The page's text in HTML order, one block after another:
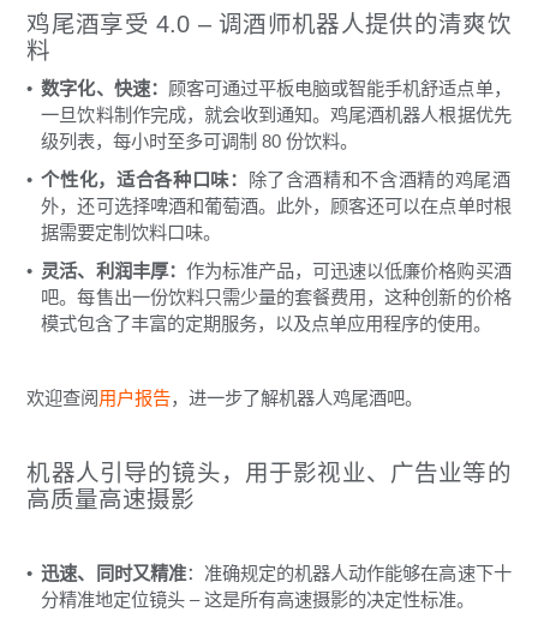
鸡尾酒享受 4.0 – 调酒师机器人提供的清爽饮
料
数字化、快速： 顾客可通过平板电脑或智能手机舒适点单，
一旦饮料制作完成，就会收到通知。鸡尾酒机器人根据优先
级列表，每小时至多可调制 80 份饮料。
个性化，适合各种口味：
除了含酒精和不含酒精的鸡尾酒
外，还可选择啤酒和葡萄酒。此外，顾客还可以在点单时根
据需要定制饮料口味。
灵活、利润丰厚： 作为标准产品，可迅速以低廉价格购买酒
吧。每售出一份饮料只需少量的套餐费用，这种创新的价格
模式包含了丰富的定期服务，以及点单应用程序的使用。
欢迎查阅用户报告，进一步了解机器人鸡尾酒吧。
机器人引导的镜头，用于影视业、广告业等的
高质量高速摄影
迅速、同时又精准：准确规定的机器人动作能够在高速下十
分精准地定位镜头 – 这是所有高速摄影的决定性标准。